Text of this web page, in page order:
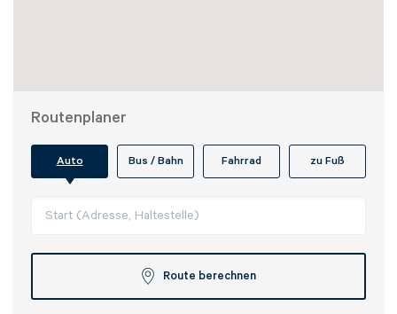
Betreff wählen*
Vorname*
Routenplaner
Auto Bus / Bahn Fahrrad zu Fuß
Route berechnen